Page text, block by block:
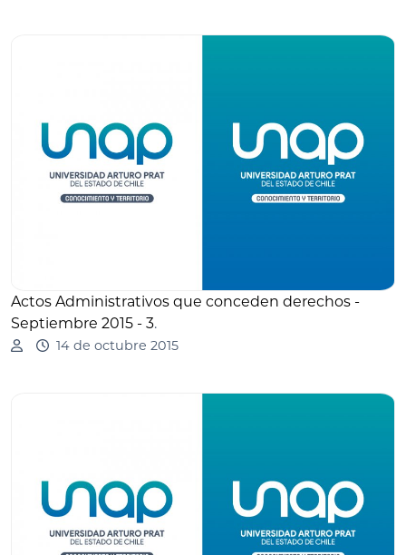
Actos Administrativos que conceden derechos -
Septiembre 2015 - 3.
14 de octubre 2015